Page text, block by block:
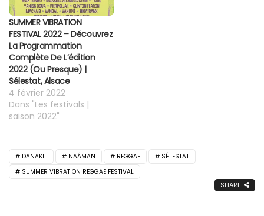
SUMMER VIBRATION
FESTIVAL 2022 – Découvrez
La Programmation
Complète De L’édition
2022 (ou Presque) |
Sélestat, Alsace
4 février 2022
Dans "Les festivals |
saison 2022"
DANAKIL NAÂMAN REGGAE
SÉLESTAT
SUMMER VIBRATION REGGAE FESTIVAL
SHARE